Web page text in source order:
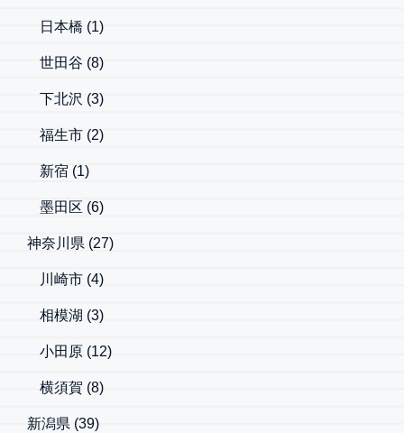
日本橋 (1)
世田谷 (8)
下北沢 (3)
福生市 (2)
新宿 (1)
墨田区 (6)
神奈川県 (27)
川崎市 (4)
相模湖 (3)
小田原 (12)
横須賀 (8)
新潟県 (39)